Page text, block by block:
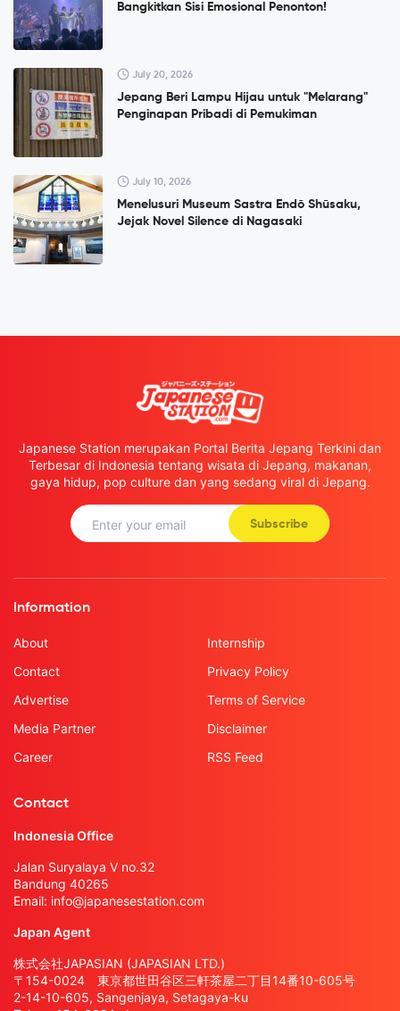
Bangkitkan Sisi Emosional Penonton!
July 20, 2026
Jepang Beri Lampu Hijau untuk "Melarang"
Penginapan Pribadi di Pemukiman
July 10, 2026
Menelusuri Museum Sastra Endō Shūsaku,
Jejak Novel Silence di Nagasaki
Japanese Station merupakan Portal Berita Jepang Terkini dan
Terbesar di Indonesia tentang wisata di Jepang, makanan,
gaya hidup, pop culture dan yang sedang viral di Jepang.
Subscribe
Information
About
Contact
Advertise
Media Partner
Career
Internship
Privacy Policy
Terms of Service
Disclaimer
RSS Feed
Contact
Indonesia Office
Jalan Suryalaya V no.32
Bandung 40265
Email: info@japanesestation.com
Japan Agent
株式会社JAPASIAN (JAPASIAN LTD.)
〒154-0024 東京都世田谷区三軒茶屋二丁目14番10-605号
2-14-10-605, Sangenjaya, Setagaya-ku